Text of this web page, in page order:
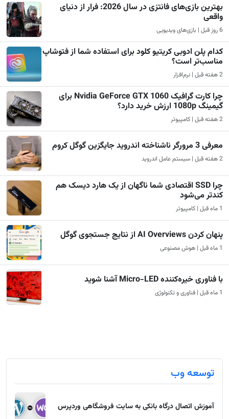
بهترین بازی‌های فانتزی در سال 2026: فرار از دنیای
واقعی
6 روز قبل | بازی‌های ویدیویی
کدام پلن ادوبی کریتیو کلود برای استفاده شما از فتوشاپ
مناسب‌تر است؟
2 هفته قبل | نرم‌افزار
چرا کارت گرافیک Nvidia GeForce GTX 1060 برای
گیمینگ 1080p ارزش خرید دارد؟
2 هفته قبل | کامپیوتر
معرفی 3 مرورگر ناشناخته اندروید جایگزین گوگل کروم
2 هفته قبل | سیستم عامل اندروید
چرا SSD اقتصادی شما ناگهان از یک هارد دیسک هم
کندتر می‌شود
1 ماه قبل | کامپیوتر
پنهان کردن AI Overviews از نتایج جستجوی گوگل
1 ماه قبل | هوش مصنوعی
با فناوری خیره‌کننده Micro-LED آشنا شوید
1 ماه قبل | فناوری و تکنولوژی
توسعه وب
آموزش اتصال درگاه بانکی به سایت فروشگاهی وردپرس